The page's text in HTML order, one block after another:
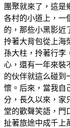
團聚就來了，這是
各村的小道上，一
的，那些小黑影近
拎著大背包從上海
孫大柱，拎著行李
心，還有一年來裝
的伙伴就這么碰到
懷。后來，當我自
分，長久以來，家
堂的歡聲笑語，門
扯著旅途中成千上